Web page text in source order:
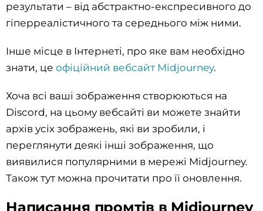
результати – від абстрактно-експресивного до
гіперреалістичного та середнього між ними.
Інше місце в Інтернеті, про яке вам необхідно
знати, це офіційний вебсайт Midjourney.
Хоча всі ваші зображення створюються на
Discord, на цьому вебсайті ви можете знайти
архів усіх зображень, які ви зробили, і
переглянути деякі інші зображення, що
виявилися популярними в мережі Midjourney.
Також тут можна прочитати про її оновлення.
Написання промтів в Midjourney